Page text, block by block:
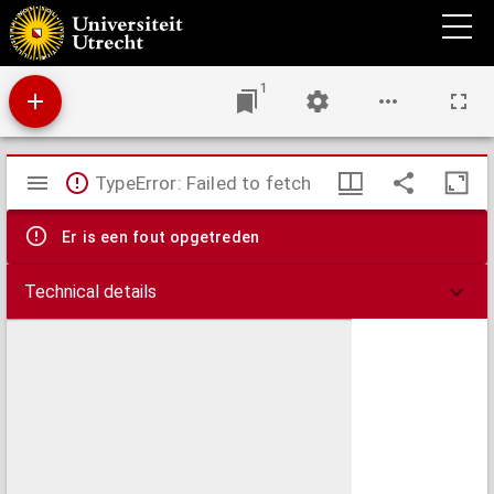
Frisiae Dominium vernaculè Friesland, verdeeld in de Hoofd-deelen van Oostergoo,
Westergoo en Sevenwolden. Als ook der XI steden zynde noch onderscheiden de XXX
Grietenijen
1
Mirador
viewer
TypeError: Failed to fetch
Er is een fout opgetreden
Technical details